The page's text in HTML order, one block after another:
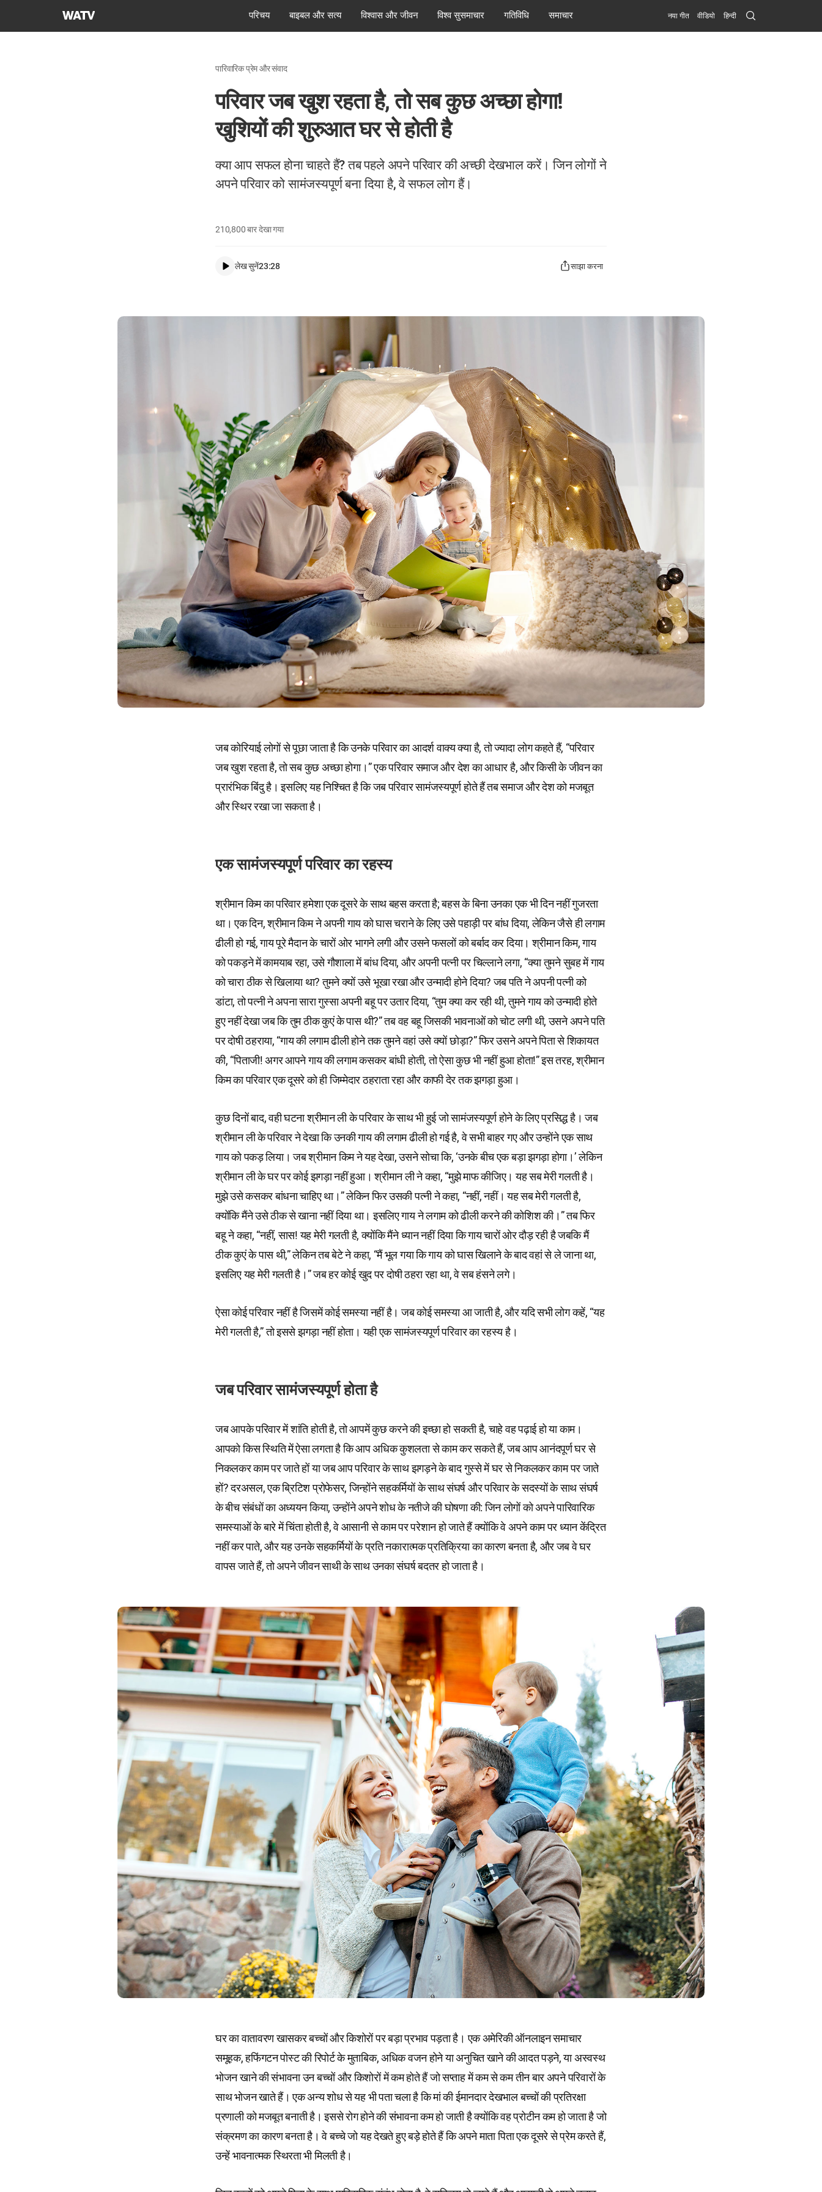
चर्च
परिचय बाइबल और सत्य विश्वास और जीवन विश्व सुसमाचार गतिविधि समाचार नया गीत वीडियो हिन्दी Search
Submit
पारिवारिक प्रेम और संवाद
परिवार जब खुश रहता है, तो सब कुछ अच्छा होगा!
खुशियों की शुरुआत घर से होती है
क्या आप सफल होना चाहते हैं? तब पहले अपने परिवार की अच्छी देखभाल करें। जिन लोगों ने
अपने परिवार को सामंजस्यपूर्ण बना दिया है, वे सफल लोग हैं।
210,800बार देखा गया
लेख सुनें23:28 साझा करना
जब कोरियाई लोगों से पूछा जाता है कि उनके परिवार का आदर्श वाक्य क्या है, तो ज्यादा लोग कहते हैं, “परिवार
जब खुश रहता है, तो सब कुछ अच्छा होगा।” एक परिवार समाज और देश का आधार है, और किसी के जीवन का
प्रारंभिक बिंदु है। इसलिए यह निश्चित है कि जब परिवार सामंजस्यपूर्ण होते हैं तब समाज और देश को मजबूत
और स्थिर रखा जा सकता है।
एक सामंजस्यपूर्ण परिवार का रहस्य
श्रीमान किम का परिवार हमेशा एक दूसरे के साथ बहस करता है; बहस के बिना उनका एक भी दिन नहीं गुजरता
था। एक दिन, श्रीमान किम ने अपनी गाय को घास चराने के लिए उसे पहाड़ी पर बांध दिया, लेकिन जैसे ही लगाम
ढीली हो गई, गाय पूरे मैदान के चारों ओर भागने लगी और उसने फसलों को बर्बाद कर दिया। श्रीमान किम, गाय
को पकड़ने में कामयाब रहा, उसे गौशाला में बांध दिया, और अपनी पत्नी पर चिल्लाने लगा, “क्या तुमने सुबह में गाय
को चारा ठीक से खिलाया था? तुमने क्यों उसे भूखा रखा और उन्मादी होने दिया? जब पति ने अपनी पत्नी को
डांटा, तो पत्नी ने अपना सारा गुस्सा अपनी बहू पर उतार दिया, “तुम क्या कर रही थी, तुमने गाय को उन्मादी होते
हुए नहीं देखा जब कि तुम ठीक कुएं के पास थी?” तब वह बहू जिसकी भावनाओं को चोट लगी थी, उसने अपने पति
पर दोषी ठहराया, “गाय की लगाम ढीली होने तक तुमने वहां उसे क्यों छोड़ा?” फिर उसने अपने पिता से शिकायत
की, “पिताजी! अगर आपने गाय की लगाम कसकर बांधी होती, तो ऐसा कुछ भी नहीं हुआ होता!” इस तरह, श्रीमान
किम का परिवार एक दूसरे को ही जिम्मेदार ठहराता रहा और काफी देर तक झगड़ा हुआ।
कुछ दिनों बाद, वही घटना श्रीमान ली के परिवार के साथ भी हुई जो सामंजस्यपूर्ण होने के लिए प्रसिद्ध है। जब
श्रीमान ली के परिवार ने देखा कि उनकी गाय की लगाम ढीली हो गई है, वे सभी बाहर गए और उन्होंने एक साथ
गाय को पकड़ लिया। जब श्रीमान किम ने यह देखा, उसने सोचा कि, ‘उनके बीच एक बड़ा झगड़ा होगा।’ लेकिन
श्रीमान ली के घर पर कोई झगड़ा नहीं हुआ। श्रीमान ली ने कहा, “मुझे माफ कीजिए। यह सब मेरी गलती है।
मुझे उसे कसकर बांधना चाहिए था।” लेकिन फिर उसकी पत्नी ने कहा, “नहीं, नहीं। यह सब मेरी गलती है,
क्योंकि मैंने उसे ठीक से खाना नहीं दिया था। इसलिए गाय ने लगाम को ढीली करने की कोशिश की।” तब फिर
बहू ने कहा, “नहीं, सास! यह मेरी गलती है, क्योंकि मैंने ध्यान नहीं दिया कि गाय चारों ओर दौड़ रही है जबकि मैं
ठीक कुएं के पास थी,” लेकिन तब बेटे ने कहा, “मैं भूल गया कि गाय को घास खिलाने के बाद वहां से ले जाना था,
इसलिए यह मेरी गलती है।” जब हर कोई खुद पर दोषी ठहरा रहा था, वे सब हंसने लगे।
ऐसा कोई परिवार नहीं है जिसमें कोई समस्या नहीं है। जब कोई समस्या आ जाती है, और यदि सभी लोग कहें, “यह
मेरी गलती है,” तो इससे झगड़ा नहीं होता। यही एक सामंजस्यपूर्ण परिवार का रहस्य है।
जब परिवार सामंजस्यपूर्ण होता है
जब आपके परिवार में शांति होती है, तो आपमें कुछ करने की इच्छा हो सकती है, चाहे वह पढ़ाई हो या काम।
आपको किस स्थिति में ऐसा लगता है कि आप अधिक कुशलता से काम कर सकते हैं, जब आप आनंदपूर्ण घर से
निकलकर काम पर जाते हों या जब आप परिवार के साथ झगड़ने के बाद गुस्से में घर से निकलकर काम पर जाते
हों? दरअसल, एक ब्रिटिश प्रोफेसर, जिन्होंने सहकर्मियों के साथ संघर्ष और परिवार के सदस्यों के साथ संघर्ष
के बीच संबंधों का अध्ययन किया, उन्होंने अपने शोध के नतीजे की घोषणा की: जिन लोगों को अपने पारिवारिक
समस्याओं के बारे में चिंता होती है, वे आसानी से काम पर परेशान हो जाते हैं क्योंकि वे अपने काम पर ध्यान केंद्रित
नहीं कर पाते, और यह उनके सहकर्मियों के प्रति नकारात्मक प्रतिक्रिया का कारण बनता है, और जब वे घर
वापस जाते हैं, तो अपने जीवन साथी के साथ उनका संघर्ष बदतर हो जाता है।
घर का वातावरण खासकर बच्चों और किशोरों पर बड़ा प्रभाव पड़ता है। एक अमेरिकी ऑनलाइन समाचार
समूहक, हफिंगटन पोस्ट की रिपोर्ट के मुताबिक, अधिक वजन होने या अनुचित खाने की आदत पड़ने, या अस्वस्थ
भोजन खाने की संभावना उन बच्चों और किशोरों में कम होते हैं जो सप्ताह में कम से कम तीन बार अपने परिवारों के
साथ भोजन खाते हैं। एक अन्य शोध से यह भी पता चला है कि मां की ईमानदार देखभाल बच्चों की प्रतिरक्षा
प्रणाली को मजबूत बनाती है। इससे रोग होने की संभावना कम हो जाती है क्योंकि वह प्रोटीन कम हो जाता है जो
संक्रमण का कारण बनता है। वे बच्चे जो यह देखते हुए बड़े होते हैं कि अपने माता पिता एक दूसरे से प्रेम करते हैं,
उन्हें भावनात्मक स्थिरता भी मिलती है।